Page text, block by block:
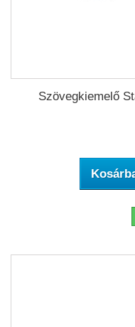
Szövegkiemelő